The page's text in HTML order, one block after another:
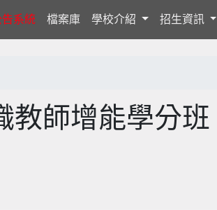
告系統 檔案庫 學校介紹 招生資訊
教師增能學分班